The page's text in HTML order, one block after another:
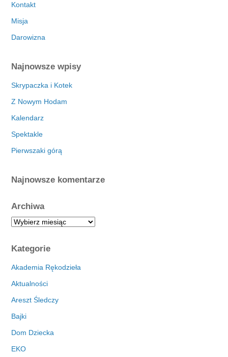
Kontakt
Misja
Darowizna
Najnowsze wpisy
Skrypaczka i Kotek
Z Nowym Hodam
Kalendarz
Spektakle
Pierwszaki górą
Najnowsze komentarze
Archiwa
A
c
h
i
a
Kategorie
Akademia Rękodzieła
Aktualności
Areszt Śledczy
Bajki
Dom Dziecka
EKO